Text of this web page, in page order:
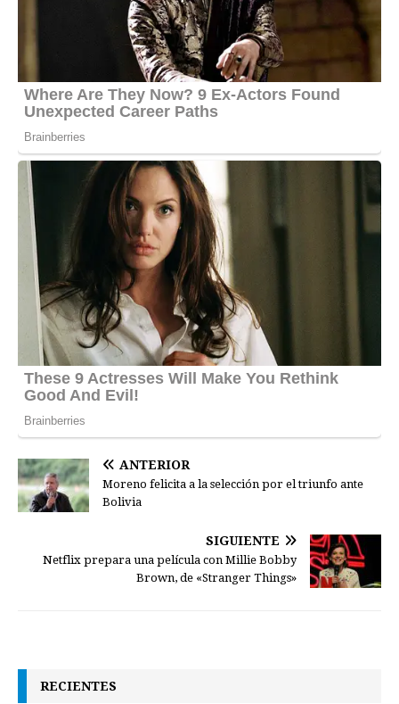
ANTERIOR
Moreno felicita a la selección por el triunfo ante
Bolivia
SIGUIENTE
Netflix prepara una película con Millie Bobby
Brown, de «Stranger Things»
RECIENTES